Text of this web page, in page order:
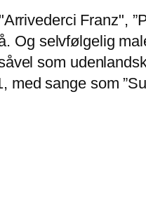
Franz",
Og selvfølgelig
som
med sange som